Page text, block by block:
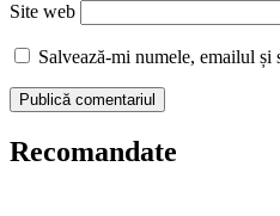
Site web
Salvează-mi numele, emailul și
Recomandate